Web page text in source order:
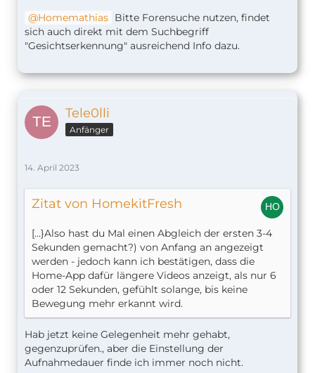
Homemathias Bitte Forensuche nutzen, findet
sich auch direkt mit dem Suchbegriff
"Gesichtserkennung" ausreichend Info dazu.
Tele0lli
Anfänger
14. April 2023
Zitat von HomekitFresh
[...}Also hast du Mal einen Abgleich der ersten 3-4
Sekunden gemacht?) von Anfang an angezeigt
werden - jedoch kann ich bestätigen, dass die
Home-App dafür längere Videos anzeigt, als nur 6
oder 12 Sekunden, gefühlt solange, bis keine
Bewegung mehr erkannt wird.
Hab jetzt keine Gelegenheit mehr gehabt,
gegenzuprüfen., aber die Einstellung der
Aufnahmedauer finde ich immer noch nicht.